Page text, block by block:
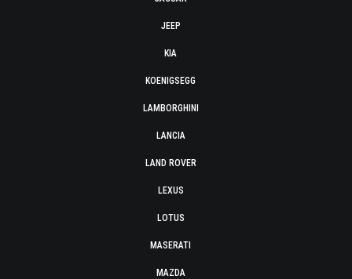
JEEP
KIA
KOENIGSEGG
LAMBORGHINI
LANCIA
LAND ROVER
LEXUS
LOTUS
MASERATI
MAZDA